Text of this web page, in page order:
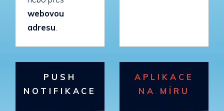
webovou
adresu
PUSH
NOTIFIKACE
APLIKACE
NA MÍRU